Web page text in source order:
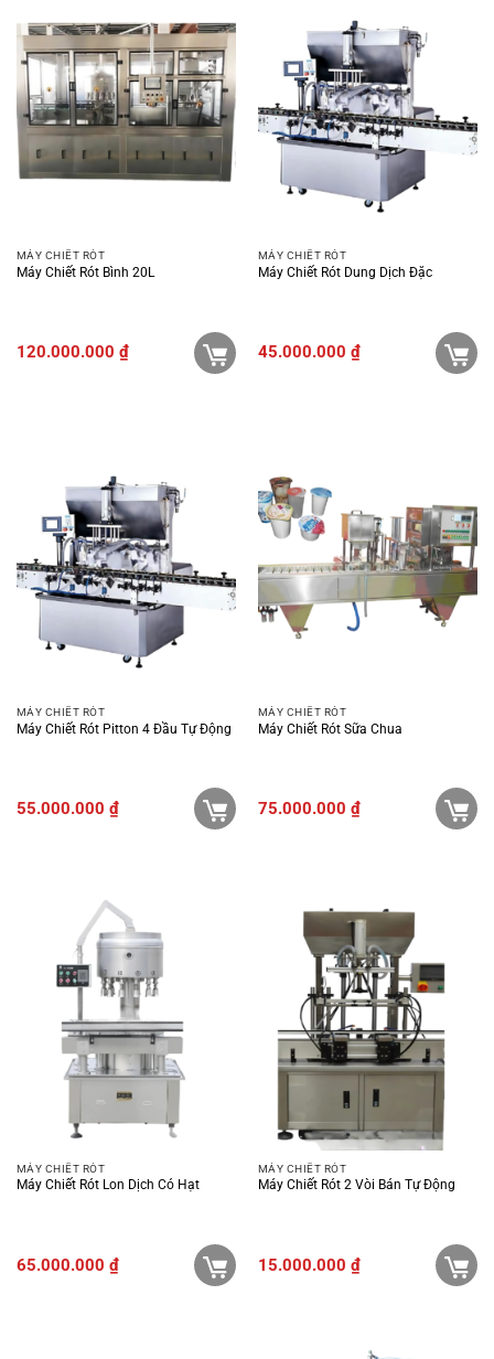
MÁY CHIẾT RÓT
Máy Chiết Rót Bình 20L
120.000.000 ₫
MÁY CHIẾT RÓT
Máy Chiết Rót Dung Dịch Đặc
45.000.000 ₫
MÁY CHIẾT RÓT
Máy Chiết Rót Pitton 4 Đầu Tự Động
55.000.000 ₫
MÁY CHIẾT RÓT
Máy Chiết Rót Sữa Chua
75.000.000 ₫
MÁY CHIẾT RÓT
Máy Chiết Rót Lon Dịch Có Hạt
65.000.000 ₫
MÁY CHIẾT RÓT
Máy Chiết Rót 2 Vòi Bán Tự Động
15.000.000 ₫